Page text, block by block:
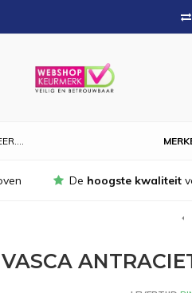
De hoogste kwaliteit